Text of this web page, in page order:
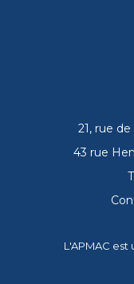
21, rue
43 rue
L'APMAC